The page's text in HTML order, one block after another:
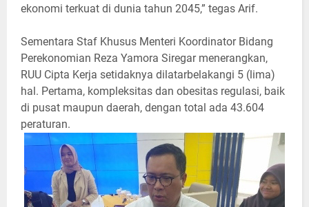
ekonomi terkuat di dunia tahun 2045,” tegas Arif.
Sementara Staf Khusus Menteri Koordinator Bidang
Perekonomian Reza Yamora Siregar menerangkan,
RUU Cipta Kerja setidaknya dilatarbelakangi 5 (lima)
hal. Pertama, kompleksitas dan obesitas regulasi, baik
di pusat maupun daerah, dengan total ada 43.604
peraturan.